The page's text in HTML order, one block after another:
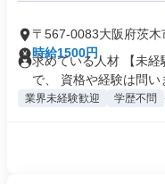
〒567-0083大阪府茨木
時給1500円
求めている人材 【未
で、 資格や経験は問い
業界未経験歓迎 学歴不問